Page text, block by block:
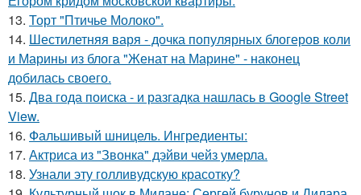
13. Торт "Птичье Молоко".
14. Шестилетняя варя - дочка популярных блогеров коли
и Марины из блога "Женат на Марине" - наконец
добилась своего.
15. Два года поиска - и разгадка нашлась в Google Street
View.
16. Фальшивый шницель. Ингредиенты:
17. Актриса из "Звонка" дэйви чейз умерла.
18. Узнали эту голливудскую красотку?